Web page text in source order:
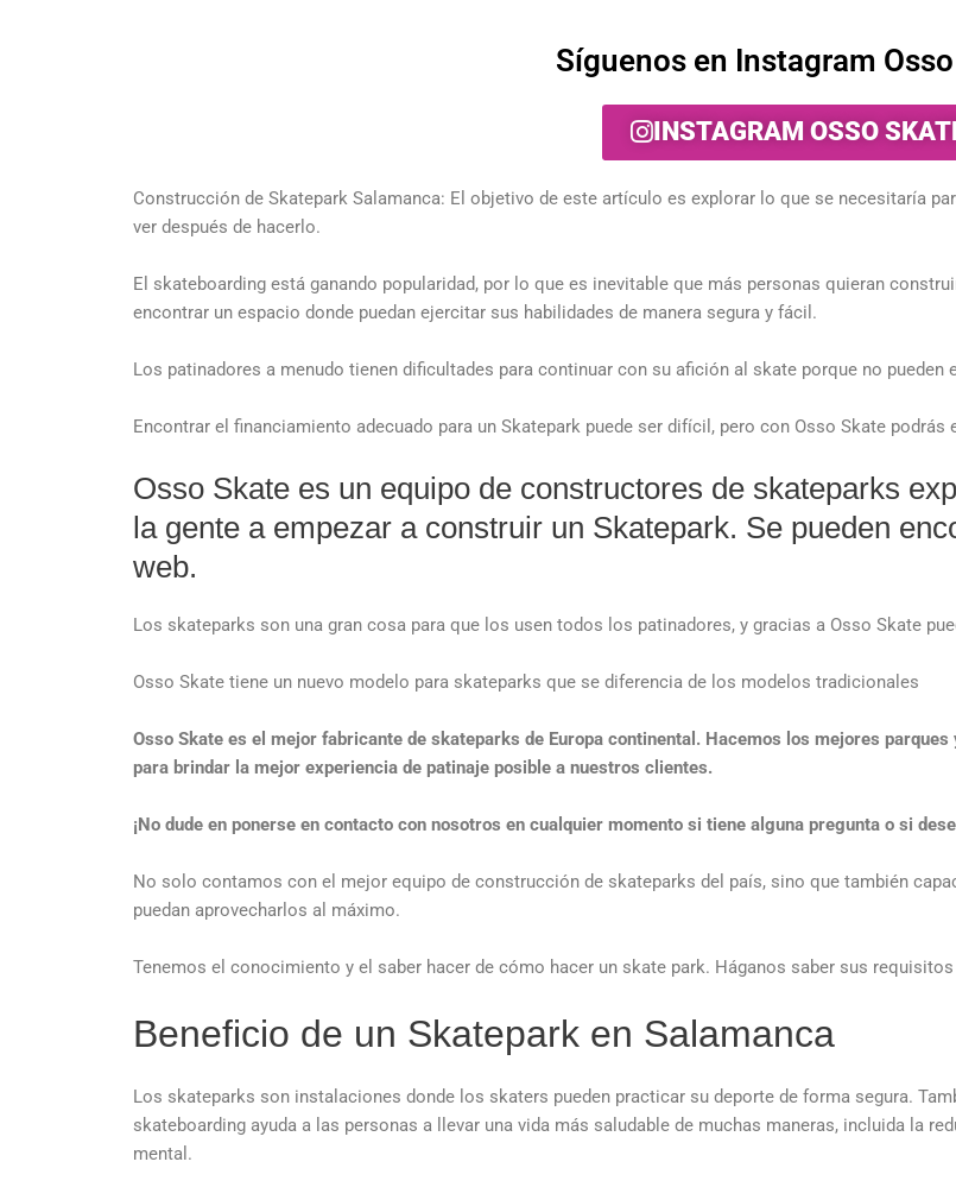
Síguenos en Instagram
INSTAGRAM OSSO
Construcción de Skatepark Salamanca: El objetivo de este artículo es explorar lo que se necesitaría
ver después de hacerlo.
El skateboarding está ganando popularidad, por lo que es inevitable que más personas quieran
encontrar un espacio donde puedan ejercitar sus habilidades de manera segura y fácil.
Los patinadores a menudo tienen dificultades para continuar con su afición al skate porque no pueden
Encontrar el financiamiento adecuado para un Skatepark puede ser difícil, pero con Osso Skate
Osso Skate es un equipo de constructores de skateparks
la gente a empezar a construir un Skatepark. Se pueden
web.
Los skateparks son una gran cosa para que los usen todos los patinadores, y gracias a Osso Skate
Osso Skate tiene un nuevo modelo para skateparks que se diferencia de los modelos tradicionales
Osso Skate es el mejor fabricante de skateparks de Europa continental. Hacemos los mejores
para brindar la mejor experiencia de patinaje posible a nuestros clientes.
¡No dude en ponerse en contacto con nosotros en cualquier momento si tiene alguna pregunta o si
No solo contamos con el mejor equipo de construcción de skateparks del país, sino que también
puedan aprovecharlos al máximo.
Tenemos el conocimiento y el saber hacer de cómo hacer un skate park. Háganos saber sus
Beneficio de un Skatepark en Salamanca
Los skateparks son instalaciones donde los skaters pueden practicar su deporte de forma segura.
skateboarding ayuda a las personas a llevar una vida más saludable de muchas maneras, incluida la
mental.